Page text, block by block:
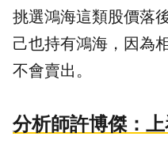
挑選鴻海這類股價落
己也持有鴻海，因為
不會賣出。
分析師許博傑：